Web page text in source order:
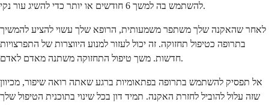
להשתמש בה למשך 6 חודשים או יותר כדי להשיג עור נקי.
לאחר שהאקנה שלך משתפר משמעותית, הרופא שלך עשוי להציע להמשיך
בתרופה כטיפול תחזוקה. זה יכול לעזור למנוע היווצרות של התפרצויות
חדשות. משך טיפול התחזוקה משתנה מאדם לאדם.
אל תפסיק להשתמש בתרופה בפתאומיות ברגע שאתה רואה שיפור, מכיוון
שזה עלול להוביל לחזרת האקנה. תמיד דון בכל שינוי בתוכנית הטיפול שלך